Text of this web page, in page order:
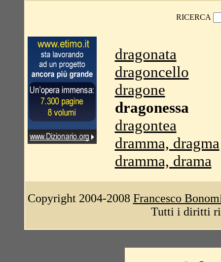
RICERCA
dragonata
dragoncello
dragone
dragonessa
dragontea
dramma, dragma
dramma, drama
Copyright 2004-2008 Francesco
Tutti i diritti